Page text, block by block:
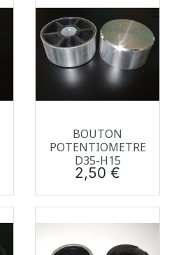
BOUTON
POTENTIOMETRE
D35-H15
Prix
2,50 €